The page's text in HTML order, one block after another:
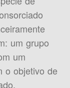
um grupo
um
o objetivo de